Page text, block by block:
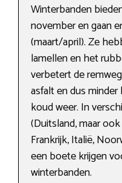
Winterbanden
november en gaan
(maart/april). Ze
lamellen en het
verbetert de
asfalt en dus
koud weer. In
(Duitsland, maar
Frankrijk, Italië,
een boete krijgen
winterbanden.